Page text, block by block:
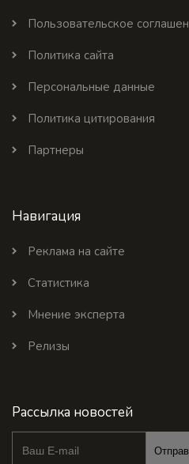
Пользовательское
Политика сайта
Персональные данные
Политика цитирования
Партнеры
Навигация
Реклама на сайте
Статистика
Мнение эксперта
Релизы
Рассылка новостей